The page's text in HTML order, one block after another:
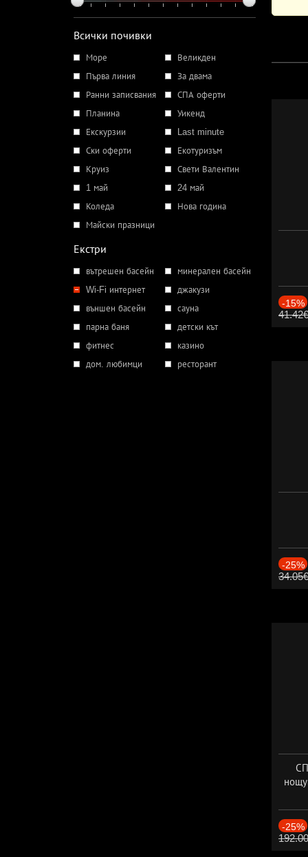
Всички почивки
Море
Великден
Първа линия
За двама
Ранни записвания
СПА оферти
Планина
Уикенд
Екскурзии
Last minute
Ски оферти
Екотуризъм
Круиз
Свети Валентин
1 май
24 май
Коледа
Нова година
Майски празници
Екстри
вътрешен басейн
минерален басейн
Wi-Fi интернет
джакузи
външен басейн
сауна
парна баня
детски кът
фитнес
казино
дом. любимци
ресторант
-15%
41.42€
-25%
34.05€
-25%